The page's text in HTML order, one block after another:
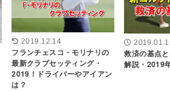
2019.12.14
フランチェスコ・モリナリの
最新クラブセッティング・
2019！ドライバーやアイアン
は？
救済の基点
解説・2019